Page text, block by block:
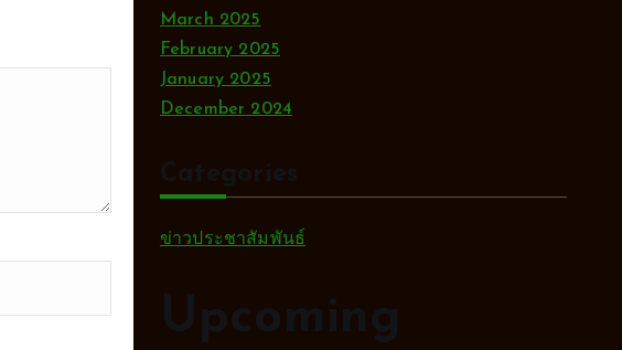
March 2025
February 2025
January 2025
December 2024
Categories
ข่าวประชาสัมพันธ์
Upcoming